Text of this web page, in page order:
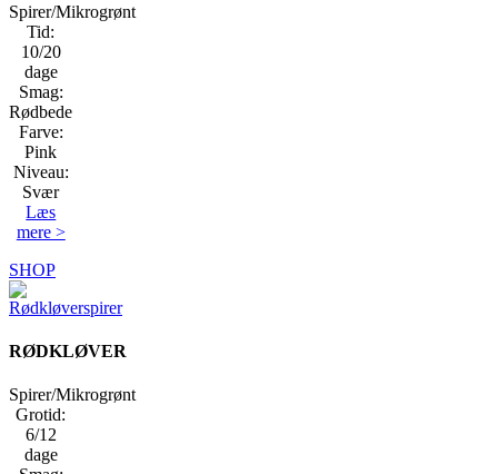
Spirer/Mikrogrønt
Tid:
10/20
dage
Smag:
Rødbede
Farve:
Pink
Niveau:
Svær
Læs
mere >
SHOP
RØDKLØVER
Spirer/Mikrogrønt
Grotid:
6/12
dage